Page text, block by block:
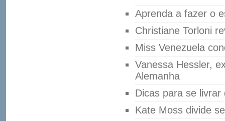
Aprenda a fazer o
Christiane Torloni
Miss Venezuela
Vanessa Hessler,
Alemanha
Dicas para se livrar
Kate Moss divide